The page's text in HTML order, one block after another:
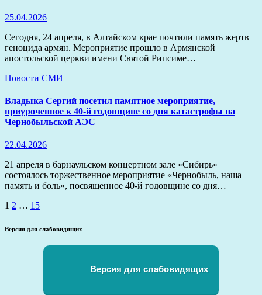
25.04.2026
Сегодня, 24 апреля, в Алтайском крае почтили память жертв
геноцида армян. Мероприятие прошло в Армянской
апостольской церкви имени Святой Рипсиме…
Новости СМИ
Владыка Сергий посетил памятное мероприятие,
приуроченное к 40-й годовщине со дня катастрофы на
Чернобыльской АЭС
22.04.2026
21 апреля в барнаульском концертном зале «Сибирь»
состоялось торжественное мероприятие «Чернобыль, наша
память и боль», посвященное 40-й годовщине со дня…
Пагинация
записей
1 2 … 15
Версия для слабовидящих
Версия для слабовидящих